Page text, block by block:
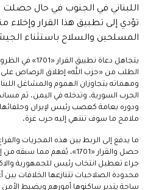
اللبناني في الجنوب في حال
تؤدي إلى تطبيق هذا القرار
المسلحين والسلاح باستثناء
يتجاهل دعاة تطبيق
الطلب من «حزب الله» إطلاق الرصاص على
ومهماته يتجاوزان الهموم والمشاغل
الحرب السورية، وتدخله في اليمن، ثم
ودوره بعامة كعصب رئيس لإيران
ملامح ما سوف تنتهي إليه حرب غزة،
ما يدفع إلى الربط بين هذه المجريات
حصل والقرار «1701»، يُفهم
جراء تعطيل انتخاب رئيس للجمهورية
محدودة الصلاحيات تتنازعها الخلافات بين
ساحة يتدبر ساكنوها أمورهم ويضبط الأمن